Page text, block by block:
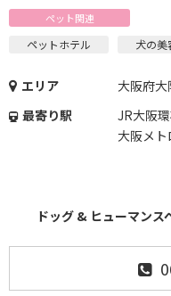
ペット関連
ペットホテル 犬の美
エリア
大阪府
最寄り駅
JR大阪
大阪メト
ドッグ & ヒューマンス